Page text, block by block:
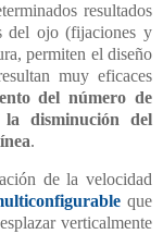
resultados
del ojo (fijaciones y
permiten el diseño
muy eficaces
del número de
disminución del
.
de la velocidad
que
verticalmente